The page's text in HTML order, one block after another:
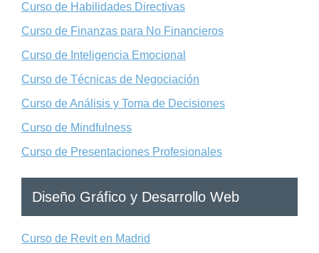
Curso de Habilidades Directivas
Curso de Finanzas para No Financieros
Curso de Inteligencia Emocional
Curso de Técnicas de Negociación
Curso de Análisis y Toma de Decisiones
Curso de Mindfulness
Curso de Presentaciones Profesionales
Diseño Gráfico y Desarrollo Web
Curso de Revit en Madrid